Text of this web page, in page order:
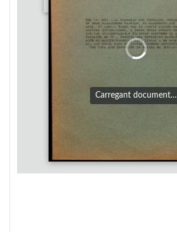
Carregant document…